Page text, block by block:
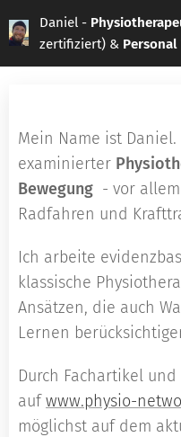
Daniel -
zertifiziert) & Personal
Mein Name ist
examinierter
Bewegung - vor
Radfahren und
Ich arbeite
klassische
Ansätzen, die auch
Lernen
Durch Fachartikel
aufwww.physio-
möglichst auf dem